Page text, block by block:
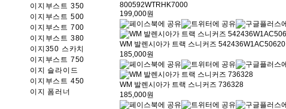
이지부스트 350
이지부스트 500
이지부스트 700
이지부스트 380
이지350 스카치
이지부스트 750
이지 슬라이드
이지부스트 450
이지 폼러너
800592WTRHK7000
199,000원
WM 발렌시아가 트랙 스니커즈 542436W1AC50620
185,000원
WM 발렌시아가 트랙 스니커즈 736328
185,000원